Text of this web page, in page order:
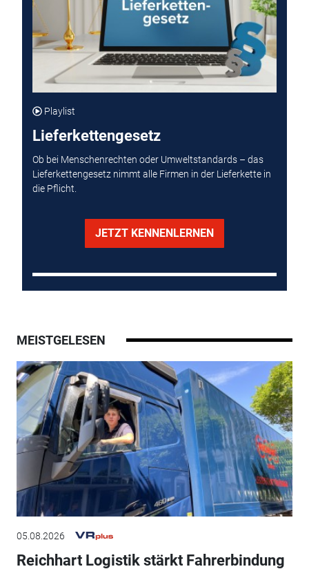
Playlist
Lieferkettengesetz
Ob bei Menschenrechten oder Umweltstandards – das
Lieferkettengesetz nimmt alle Firmen in der Lieferkette in
die Pflicht.
JETZT KENNENLERNEN
MEISTGELESEN
05.08.2026
Reichhart Logistik stärkt Fahrerbindung